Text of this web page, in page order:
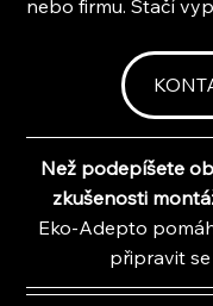
nebo firmu. Stačí
Než podepíšete
zkušenosti
Eko-Adepto
připravit